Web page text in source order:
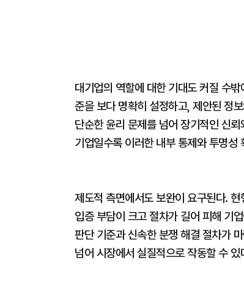
대기업의 역할에 대한 기대도 커질 수
준을 보다 명확히 설정하고, 제안된 정
단순한 윤리 문제를 넘어 장기적인 신
기업일수록 이러한 내부 통제와 투명
제도적 측면에서도 보완이 요구된다.
입증 부담이 크고 절차가 길어 피해 기
판단 기준과 신속한 분쟁 해결 절차가
넘어 시장에서 실질적으로 작동할 수 있